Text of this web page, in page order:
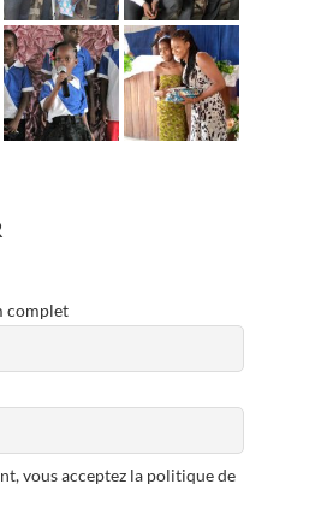
complet
vous acceptez la politique de